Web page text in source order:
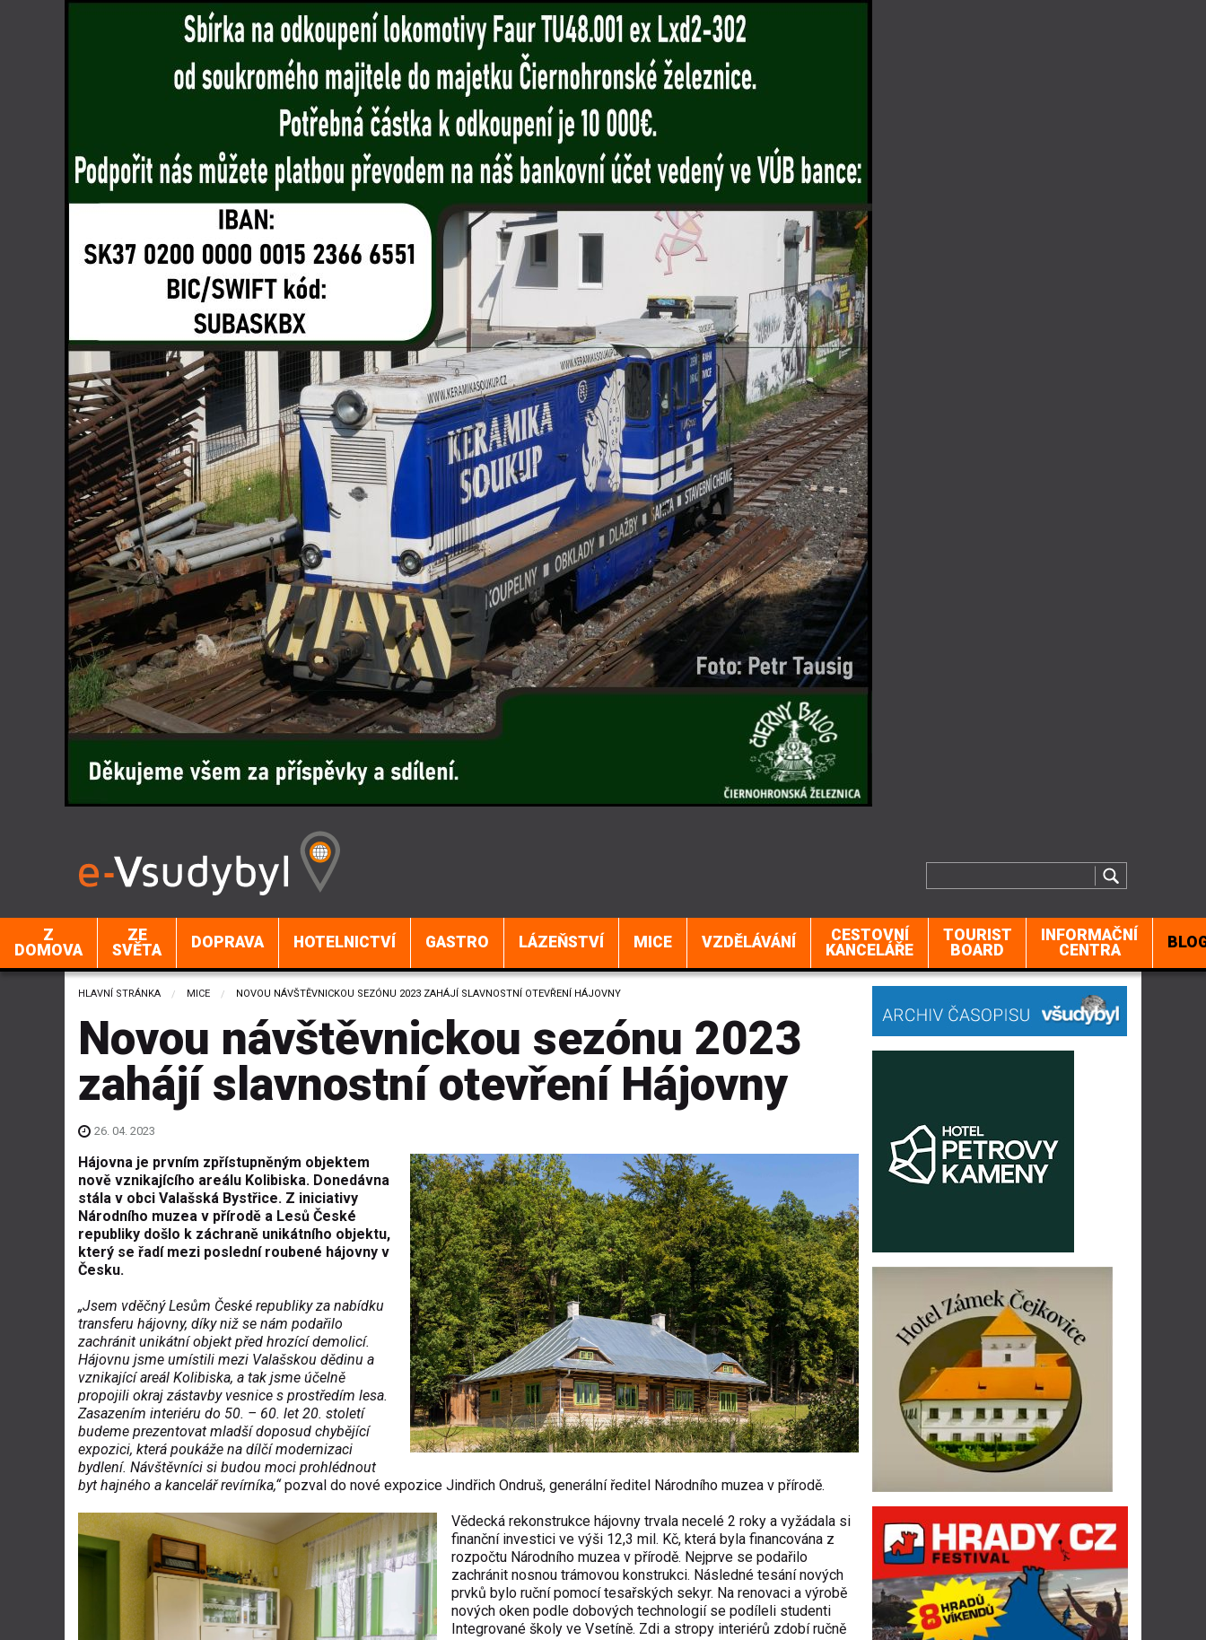
Z
DOMOVA
ZE
SVĚTA
DOPRAVA HOTELNICTVÍ GASTRO LÁZEŇSTVÍ MICE VZDĚLÁVÁNÍ
CESTOVNÍ
KANCELÁŘE
TOURIST
BOARD
INFORMAČNÍ
CENTRA
HLAVNÍ STRÁNKA MICE CURRENT:
NOVOU NÁVŠTĚVNICKOU SEZÓNU 2023 ZAHÁJÍ SLAVNOSTNÍ OTEVŘENÍ HÁJOVNY
Novou návštěvnickou sezónu 2023
zahájí slavnostní otevření Hájovny
26. 04. 2023
Hájovna je prvním zpřístupněným objektem
nově vznikajícího areálu Kolibiska. Donedávna
stála v obci Valašská Bystřice. Z iniciativy
Národního muzea v přírodě a Lesů České
republiky došlo k záchraně unikátního objektu,
který se řadí mezi poslední roubené hájovny v
Česku.
„Jsem vděčný Lesům České republiky za nabídku
transferu hájovny, díky niž se nám podařilo
zachránit unikátní objekt před hrozící demolicí.
Hájovnu jsme umístili mezi Valašskou dědinu a
vznikající areál Kolibiska, a tak jsme účelně
propojili okraj zástavby vesnice s prostředím lesa.
Zasazením interiéru do 50. – 60. let 20. století
budeme prezentovat mladší doposud chybějící
expozici, která poukáže na dílčí modernizaci
bydlení. Návštěvníci si budou moci prohlédnout
byt hajného a kancelář revírníka,“pozval do nové expozice Jindřich Ondruš, generální ředitel Národního muzea v přírodě.
Vědecká rekonstrukce hájovny trvala necelé 2 roky a vyžádala si
finanční investici ve výši 12,3 mil. Kč, která byla financována z
rozpočtu Národního muzea v přírodě. Nejprve se podařilo
zachránit nosnou trámovou konstrukci. Následné tesání nových
prvků bylo ruční pomocí tesařských sekyr. Na renovaci a výrobě
nových oken podle dobových technologií se podíleli studenti
Integrované školy ve Vsetíně. Zdi a stropy interiérů zdobí ručně